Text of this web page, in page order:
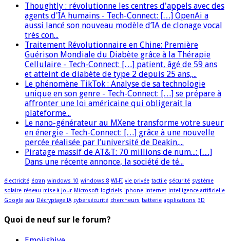
Thoughtly : révolutionne les centres d'appels avec des
agents d'IA humains - Tech-Connect: […] OpenAi a
aussi lancé son nouveau modèle d’IA de clonage vocal
très con...
Traitement Révolutionnaire en Chine: Première
Guérison Mondiale du Diabète grâce à la Thérapie
Cellulaire - Tech-Connect: […] patient, âgé de 59 ans
et atteint de diabète de type 2 depuis 25 ans,...
Le phénomène TikTok : Analyse de sa technologie
unique en son genre - Tech-Connect: […] se prépare à
affronter une loi américaine qui obligerait la
plateforme...
Le nano-générateur au MXene transforme votre sueur
en énergie - Tech-Connect: […] grâce à une nouvelle
percée réalisée par l’université de Deakin,...
Piratage massif de AT&T: 70 millions de num...: […]
Dans une récente annonce, la société de té...
électricité écran windows 10 windows 8 WI-FI vie privée tactile sécurité système
solaire réseau mise à jour Microsoft logiciels iphone internet intelligence artificielle
Google eau Décryptage IA cybersécurité chercheurs batterie applications 3D
Quoi de neuf sur le forum?